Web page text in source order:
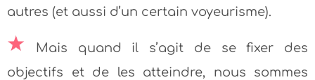
autres (et aussi d’un certain voyeurisme).
Mais quand il s’agit de se fixer des
objectifs et de les atteindre, nous sommes